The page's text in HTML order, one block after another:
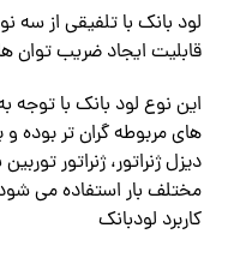
لود بانک با تلفیقی از سه
قابلیت ایجاد ضریب توان
این نوع لود بانک با
های مربوطه گران تر بوده
مختلف بار استفاده می
کاربرد لودبانک